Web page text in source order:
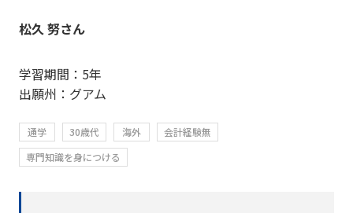
松久 努さん
学習期間：5年
出願州：グアム
通学 30歳代 海外
会計経験無
専門知識を身につける